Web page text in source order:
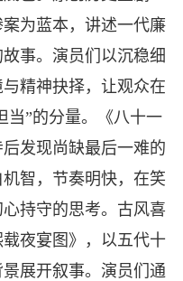
案为蓝本，讲述一代廉
事。演员们以沉稳细
精神抉择，让观众在
当”的分量。《八十一
发现尚缺最后一难的
智，节奏明快，在笑
持守的思考。古风喜
夜宴图》，以五代十
展开叙事。演员们通